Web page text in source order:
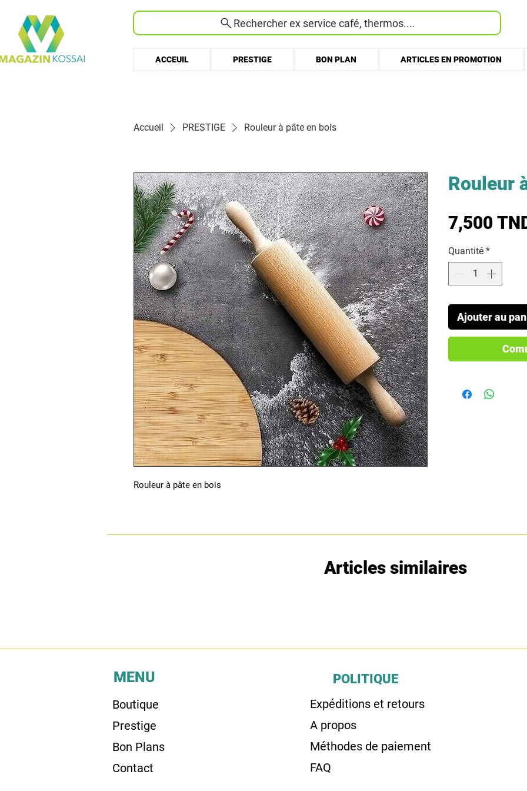
Rechercher ex service café, thermos....
ACCEUIL PRESTIGE BON PLAN ARTICLES EN PROMOTION
Accueil PRESTIGE Rouleur à pâte en bois
Rouleur à pâte en bois
Rouleur
7,500
Quantité *
Ajouter au
Articles similaires
MENU
Boutique
Prestige
Bon Plans
Contact
POLITIQUE
Expéditions et retours
A propos
Méthodes de paiement
FAQ